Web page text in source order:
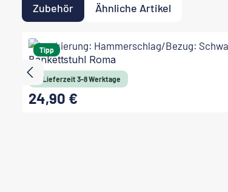
Zubehör Ähnliche Artikel
Produktgalerie überspringen
Tipp
Bankettstuhl Roma
Lieferzeit 3-8 Werktage
Regulärer Preis:
24,90 €